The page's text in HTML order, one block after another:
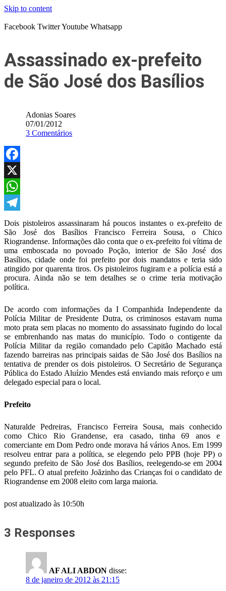
Skip to content
Facebook TwitterYoutube Whatsapp
Assassinado ex-prefeito
de São José dos Basílios
Adonias Soares
07/01/2012
3 Comentários
Facebook
X
WhatsApp
Telegram
Dois pistoleiros assassinaram há poucos instantes o ex-prefeito de
São José dos Basílios Francisco Ferreira Sousa, o Chico
Riograndense. Informações dão conta que o ex-prefeito foi vítima de
uma emboscada no povoado Poção, interior de São José dos
Basílios, cidade onde foi prefeito por dois mandatos e teria sido
atingido por quarenta tiros. Os pistoleiros fugiram e a polícia está a
procura. Ainda não se tem detalhes se o crime teria motivação
política.
De acordo com informações da I Companhida Independente da
Polícia Militar de Presidente Dutra, os criminosos estavam numa
moto prata sem placas no momento do assassinato fugindo do local
se embrenhando nas matas do município. Todo o contigente da
Polícia Militar da região comandado pelo Capitão Machado está
fazendo barreiras nas principais saidas de São José dos Basílios na
tentativa de prender os dois pistoleiros. O Secretário de Segurança
Pública do Estado Aluízio Mendes está enviando mais reforço e um
delegado especial para o local.
Prefeito
Naturalde Pedreiras, Francisco Ferreira Sousa, mais conhecido
como Chico Rio Grandense, era casado, tinha 69 anos e
comerciante em Dom Pedro onde morava há vários Anos. Em 1999
resolveu entrar para a política, se elegendo pelo PPB (hoje PP) o
segundo prefeito de São José dos Basílios, reelegendo-se em 2004
pelo PFL. O atual prefeito Joãzinho das Crianças foi o candidato de
Riograndense em 2008 eleito com larga maioria.
post atualizado às 10:50h
3 Responses
AF ALI ABDON disse:
8 de janeiro de 2012 às 21:15